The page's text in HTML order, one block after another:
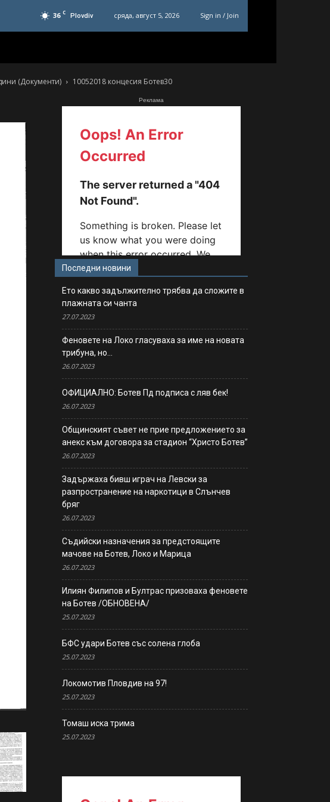
36 C Plovdiv сряда, август 5, 2026 Sign in / Join
(Документи) 10052018 концесия Ботев30
Реклама
Последни новини
Ето какво задължително трябва да сложите в
плажната си чанта
27.07.2023
Феновете на Локо гласуваха за име на новата
трибуна, но…
26.07.2023
ОФИЦИАЛНО: Ботев Пд подписа с ляв бек!
26.07.2023
Общинският съвет не прие предложението за
анекс към договора за стадион “Христо Ботев”
26.07.2023
Задържаха бивш играч на Левски за
разпространение на наркотици в Слънчев
бряг
26.07.2023
Съдийски назначения за предстоящите
мачове на Ботев, Локо и Марица
26.07.2023
Илиян Филипов и Бултрас призоваха феновете
на Ботев /ОБНОВЕНА/
25.07.2023
БФС удари Ботев със солена глоба
25.07.2023
Локомотив Пловдив на 97!
25.07.2023
Томаш иска трима
25.07.2023